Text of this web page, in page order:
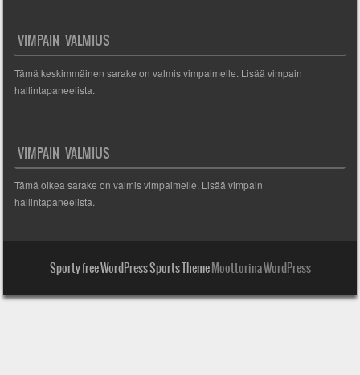
VIMPAIN VALMIUS
Tämä keskimmäinen sarake on valmis vimpaimelle. Lisää vimpain
hallintapaneelista.
VIMPAIN VALMIUS
Tämä oikea sarake on valmis vimpaimelle. Lisää vimpain
hallintapaneelista.
Sporty free WordPress Sports ThemeMoottorina WordPress